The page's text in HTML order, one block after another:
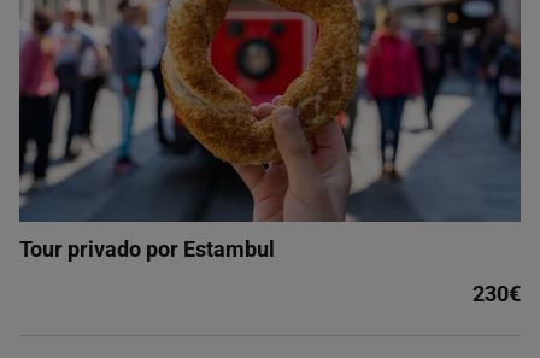
Tour privado por Estambul
230€